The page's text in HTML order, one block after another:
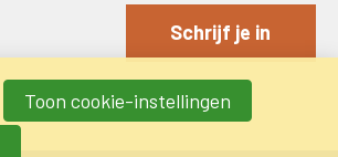
Schrijf je in
Toon cookie-instellingen